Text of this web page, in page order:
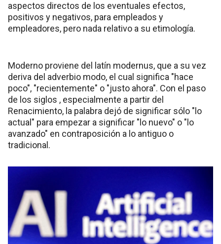
aspectos directos de los eventuales efectos,
positivos y negativos, para empleados y
empleadores, pero nada relativo a su etimología.
Moderno proviene del latín modernus, que a su vez
deriva del adverbio modo, el cual significa "hace
poco", "recientemente" o "justo ahora". Con el paso
de los siglos , especialmente a partir del
Renacimiento, la palabra dejó de significar sólo "lo
actual" para empezar a significar "lo nuevo" o "lo
avanzado" en contraposición a lo antiguo o
tradicional.